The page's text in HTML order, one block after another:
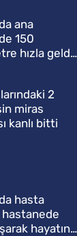
ana
150
hızla geldi,
2
miras
kanlı bitti
hasta
hastanede
hayatını